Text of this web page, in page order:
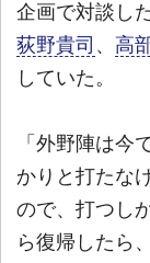
企画で対談し
荻野貴司 、 高
していた。
「外野陣は今
かりと打たな
ので、打つし
ら復帰したら